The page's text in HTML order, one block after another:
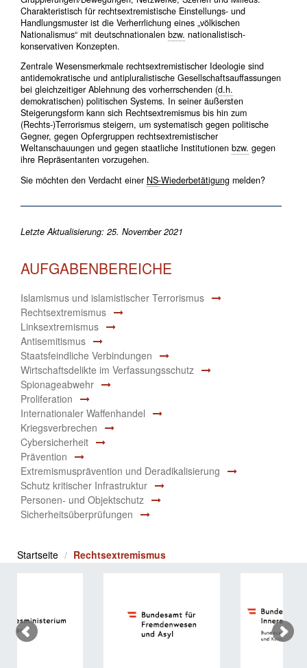
Charakteristisch für rechtsextremistische Einstellungs- und
Handlungsmuster ist die Verherrlichung eines „völkischen
Nationalismus“ mit deutschnationalen bzw. nationalistisch-
konservativen Konzepten.
Zentrale Wesensmerkmale rechtsextremistischer Ideologie sind
antidemokratische und antipluralistische Gesellschaftsauffassungen
bei gleichzeitiger Ablehnung des vorherrschenden (d.h.
demokratischen) politischen Systems. In seiner äußersten
Steigerungsform kann sich Rechtsextremismus bis hin zum
(Rechts-)Terrorismus steigern, um systematisch gegen politische
Gegner, gegen Opfergruppen rechtsextremistischer
Weltanschauungen und gegen staatliche Institutionen bzw. gegen
ihre Repräsentanten vorzugehen.
Sie möchten den Verdacht einer NS-Wiederbetätigung melden?
Letzte Aktualisierung: 25. November 2021
AUFGABENBEREICHE
Islamismus und islamistischer Terrorismus
Rechtsextremismus
Linksextremismus
Antisemitismus
Staatsfeindliche Verbindungen
Wirtschaftsdelikte im Verfassungsschutz
Spionageabwehr
Proliferation
Internationaler Waffenhandel
Kriegsverbrechen
Cybersicherheit
Prävention
Extremismusprävention und Deradikalisierung
Schutz kritischer Infrastruktur
Personen- und Objektschutz
Sicherheitsüberprüfungen
Startseite Rechtsextremismus